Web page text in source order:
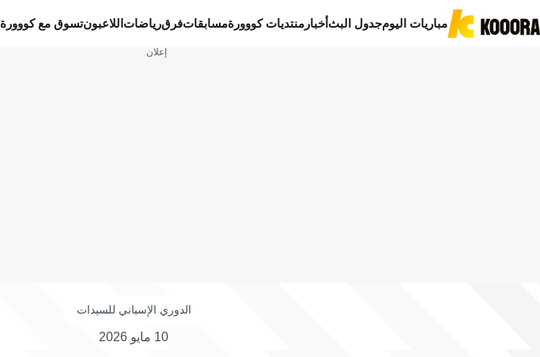
مباريات اليومجدول البثأخبار منتديات كووورةمسابقاتفرقرياضات اللاعبونتسوق مع كووورة
إعلان
الدوري الإسباني للسيدات
10 مايو 2026